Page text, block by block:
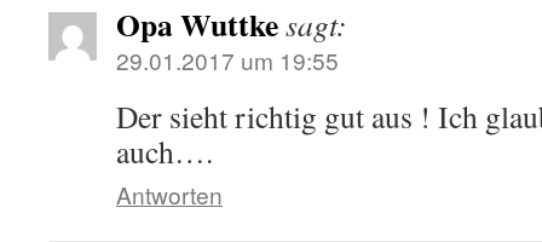
Opa Wuttkesagt:
29.01.2017 um 19:55
Der sieht richtig gut aus ! Ich
auch….
Antworten